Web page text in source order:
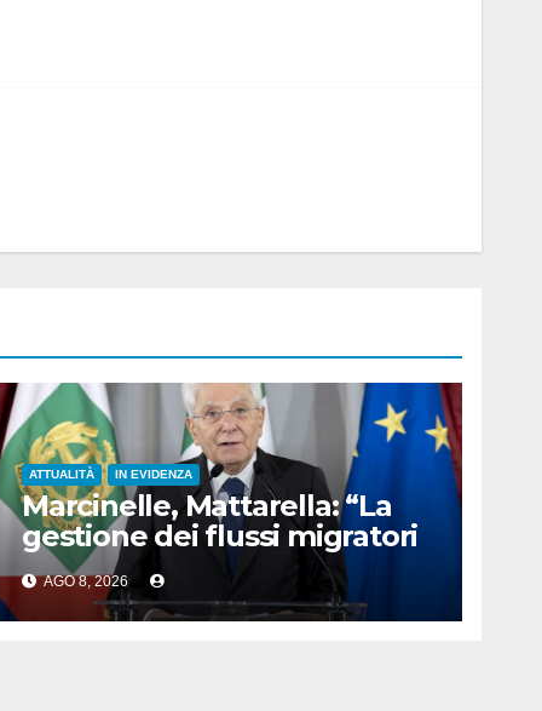
ATTUALITÀ IN EVIDENZA
Marcinelle, Mattarella: “La
gestione dei flussi migratori
rispetti la dignità delle
persone”
AGO 8, 2026